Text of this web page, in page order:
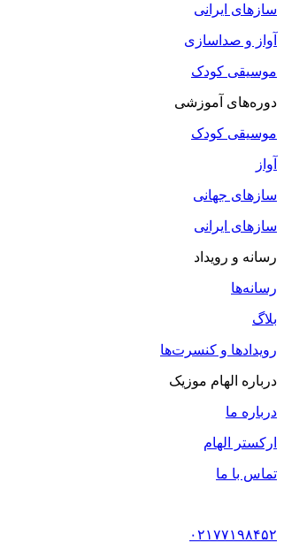
سازهای ایرانی
آواز و صداسازی
موسیقی کودک
دوره‌های آموزشی
موسیقی کودک
آواز
سازهای جهانی
سازهای ایرانی
رسانه و رویداد
رسانه‌ها
بلاگ
رویدادها و کنسرت‌ها
درباره الهام موزیک
درباره ما
ارکستر الهام
تماس با ما
۰۲۱۷۷۱۹۸۴۵۲